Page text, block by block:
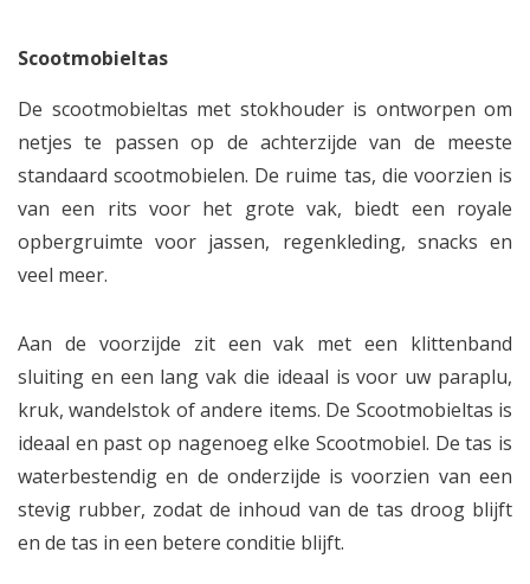
Scootmobieltas
De scootmobieltas met stokhouder is ontworpen om
netjes te passen op de achterzijde van de meeste
standaard scootmobielen. De ruime tas, die voorzien is
van een rits voor het grote vak, biedt een royale
opbergruimte voor jassen, regenkleding, snacks en
veel meer.
Aan de voorzijde zit een vak met een klittenband
sluiting en een lang vak die ideaal is voor uw paraplu,
kruk, wandelstok of andere items. De Scootmobieltas is
ideaal en past op nagenoeg elke Scootmobiel. De tas is
waterbestendig en de onderzijde is voorzien van een
stevig rubber, zodat de inhoud van de tas droog blijft
en de tas in een betere conditie blijft.